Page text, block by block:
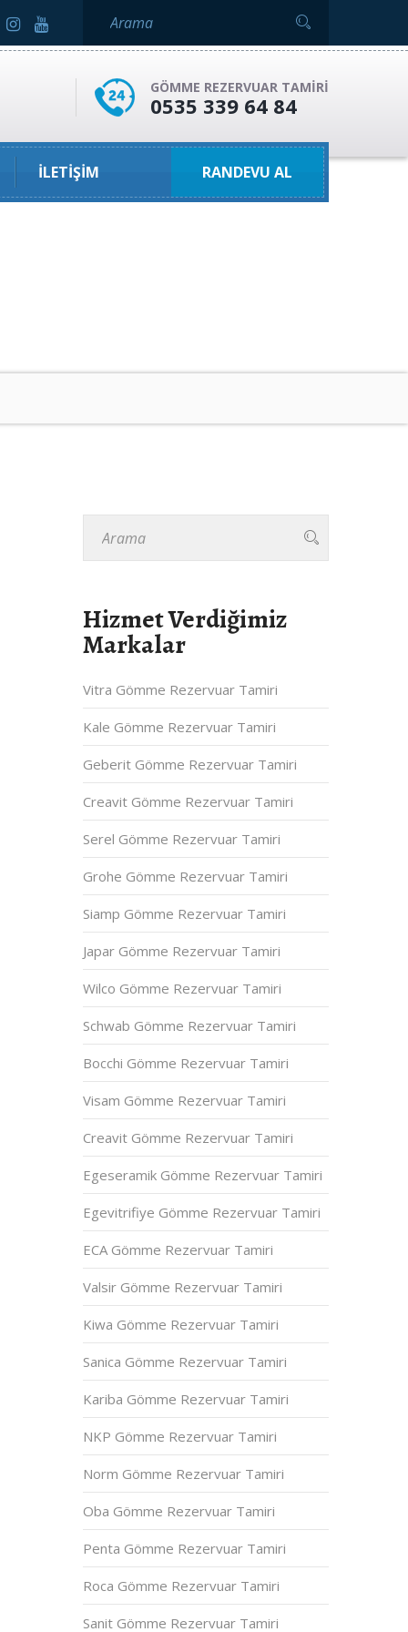
GÖMME REZERVUAR TAMIRI
0535 339 64 84
İLETIŞIM RANDEVU AL
Hizmet Verdiğimiz
Markalar
Vitra Gömme Rezervuar Tamiri
Kale Gömme Rezervuar Tamiri
Geberit Gömme Rezervuar Tamiri
Creavit Gömme Rezervuar Tamiri
Serel Gömme Rezervuar Tamiri
Grohe Gömme Rezervuar Tamiri
Siamp Gömme Rezervuar Tamiri
Japar Gömme Rezervuar Tamiri
Wilco Gömme Rezervuar Tamiri
Schwab Gömme Rezervuar Tamiri
Bocchi Gömme Rezervuar Tamiri
Visam Gömme Rezervuar Tamiri
Creavit Gömme Rezervuar Tamiri
Egeseramik Gömme Rezervuar Tamiri
Egevitrifiye Gömme Rezervuar Tamiri
ECA Gömme Rezervuar Tamiri
Valsir Gömme Rezervuar Tamiri
Kiwa Gömme Rezervuar Tamiri
Sanica Gömme Rezervuar Tamiri
Kariba Gömme Rezervuar Tamiri
NKP Gömme Rezervuar Tamiri
Norm Gömme Rezervuar Tamiri
Oba Gömme Rezervuar Tamiri
Penta Gömme Rezervuar Tamiri
Roca Gömme Rezervuar Tamiri
Sanit Gömme Rezervuar Tamiri